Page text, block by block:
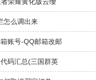
怎么调出来
账号-QQ邮箱改邮
码汇总(三国群英